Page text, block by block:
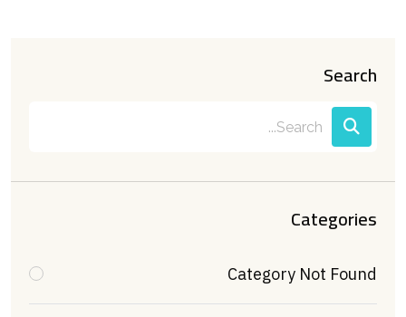
Search
Categories
Category Not Found